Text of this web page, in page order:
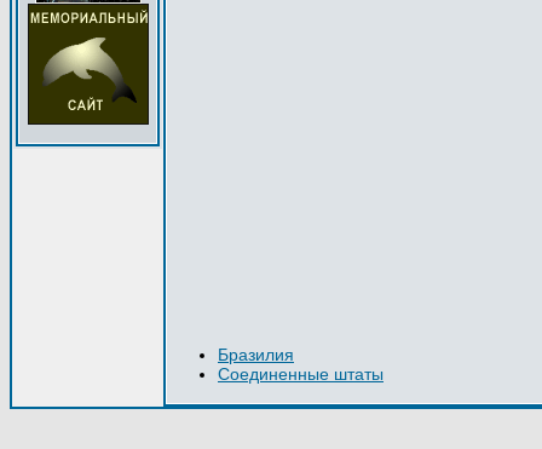
Бразилия
Соединенные штаты